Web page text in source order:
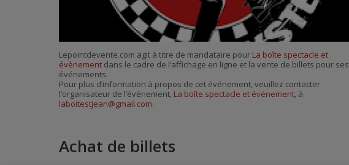
Lepointdevente.com agit à titre de mandataire pour La boîte spectacle et
évènement dans le cadre de l’affichage en ligne et la vente de billets pour ses
événements.
Pour plus d’information à propos de cet événement, veuillez contacter
l’organisateur de l’événement, La boîte spectacle et évènement, à
laboitestjean@gmail.com.
Achat de billets